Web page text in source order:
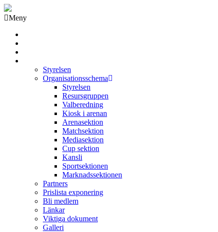
Meny
Styrelsen
Organisationsschema
Styrelsen
Resursgruppen
Valberedning
Kiosk i arenan
Arenasektion
Matchsektion
Mediasektion
Cup sektion
Kansli
Sportsektionen
Marknadssektionen
Partners
Prislista exponering
Bli medlem
Länkar
Viktiga dokument
Galleri